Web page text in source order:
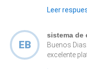
Leer
EB
sistema de
Buenos
excelente